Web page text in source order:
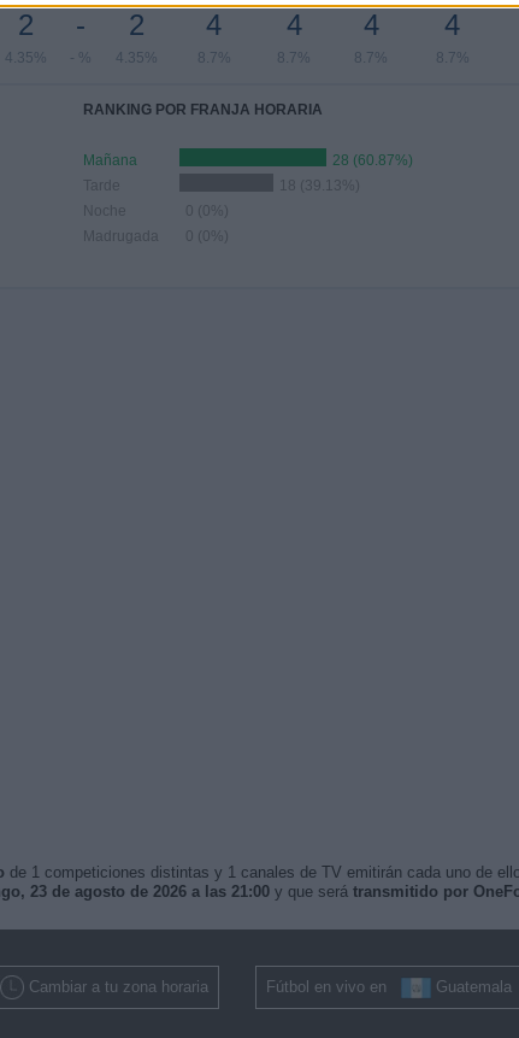
2
4.35%
-
- %
2
4.35%
4
8.7%
4
8.7%
4
8.7%
4
8.7%
RANKING POR FRANJA HORARIA
Mañana
28 (60.87%)
Tarde
18 (39.13%)
Noche
0 (0%)
Madrugada
0 (0%)
de 1 competiciones distintas y 1 canales de TV emitirán cada uno de
23 de agosto de 2026 a las 21:00y que será transmitido por
Cambiar a tu zona horaria Fútbol en vivo en Guatemala